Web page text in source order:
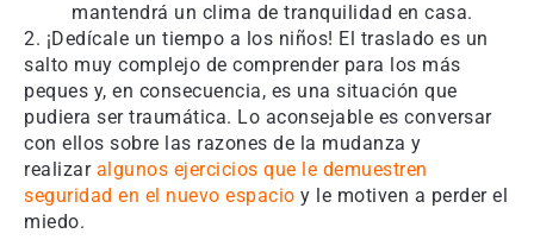
mantendrá un clima de tranquilidad en casa.
2. ¡Dedícale un tiempo a los niños! El traslado es un
salto muy complejo de comprender para los más
peques y, en consecuencia, es una situación que
pudiera ser traumática. Lo aconsejable es conversar
con ellos sobre las razones de la mudanza y
realizar algunos ejercicios que le demuestren
seguridad en el nuevo espacio y le motiven a perder el
miedo.